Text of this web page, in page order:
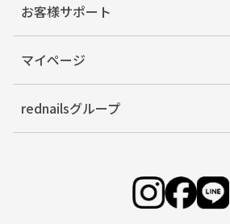
お客様サポート
マイページ
rednailsグループ